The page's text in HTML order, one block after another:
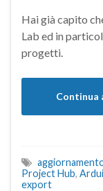
Hai già capito
Lab ed in
progetti.
Continua
Project Hub,
export